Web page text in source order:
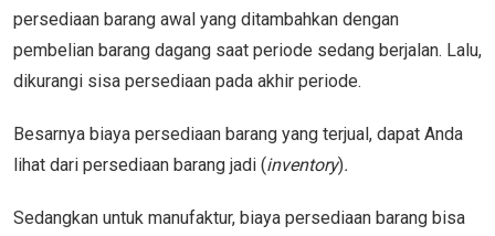
persediaan barang awal yang ditambahkan dengan
pembelian barang dagang saat periode sedang berjalan. Lalu,
dikurangi sisa persediaan pada akhir periode.
Besarnya biaya persediaan barang yang terjual, dapat Anda
lihat dari persediaan barang jadi (inventory).
Sedangkan untuk manufaktur, biaya persediaan barang bisa